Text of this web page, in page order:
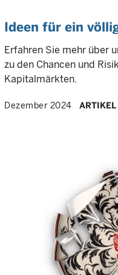
Ideen für ein
Erfahren Sie mehr über
zu den Chancen und
Kapitalmärkten.
Dezember 2024 ARTIKEL